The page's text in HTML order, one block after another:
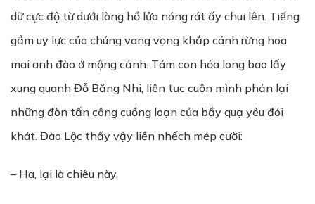
dữ cực độ từ dưới lòng hồ lửa nóng rát ấy chui lên. Tiếng
gầm uy lực của chúng vang vọng khắp cánh rừng hoa
mai anh đào ở mộng cảnh. Tám con hỏa long bao lấy
xung quanh Đỗ Băng Nhi, liên tục cuộn mình phản lại
những đòn tấn công cuồng loạn của bầy quạ yêu đói
khát. Đào Lộc thấy vậy liền nhếch mép cười:
– Ha, lại là chiêu này.